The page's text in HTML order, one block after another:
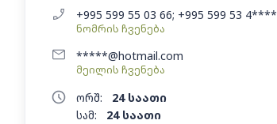
+995 599 55 03 66; +995 599 53 4****
ნომრის ჩვენება
*****@hotmail.com
მეილის ჩვენება
ორშ:
24 საათი
სამ:
24 საათი